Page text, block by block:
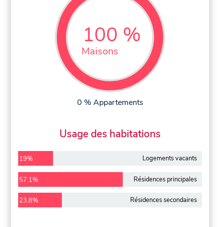
100 %
Maisons
0 % Appartements
Usage des habitations
19% Logements vacants
57,1% Résidences principales
23,8% Résidences secondaires